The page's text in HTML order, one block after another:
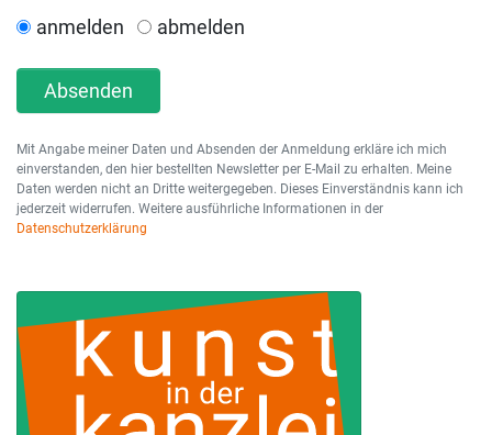
anmelden abmelden
Absenden
Mit Angabe meiner Daten und Absenden der Anmeldung erkläre ich mich
einverstanden, den hier bestellten Newsletter per E-Mail zu erhalten. Meine
Daten werden nicht an Dritte weitergegeben. Dieses Einverständnis kann ich
jederzeit widerrufen. Weitere ausführliche Informationen in der
Datenschutzerklärung